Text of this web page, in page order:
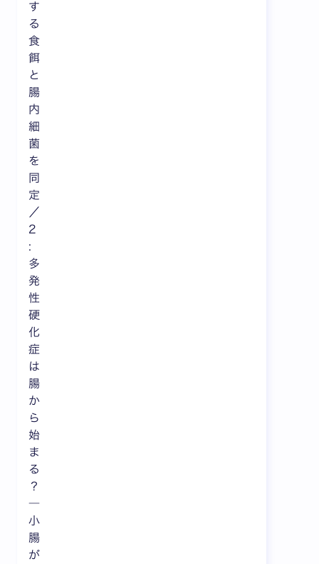
す
る
食
餌
と
腸
内
細
菌
を
同
定
／
2
:
多
発
性
硬
化
症
は
腸
か
ら
始
ま
る
？
―
小
腸
が